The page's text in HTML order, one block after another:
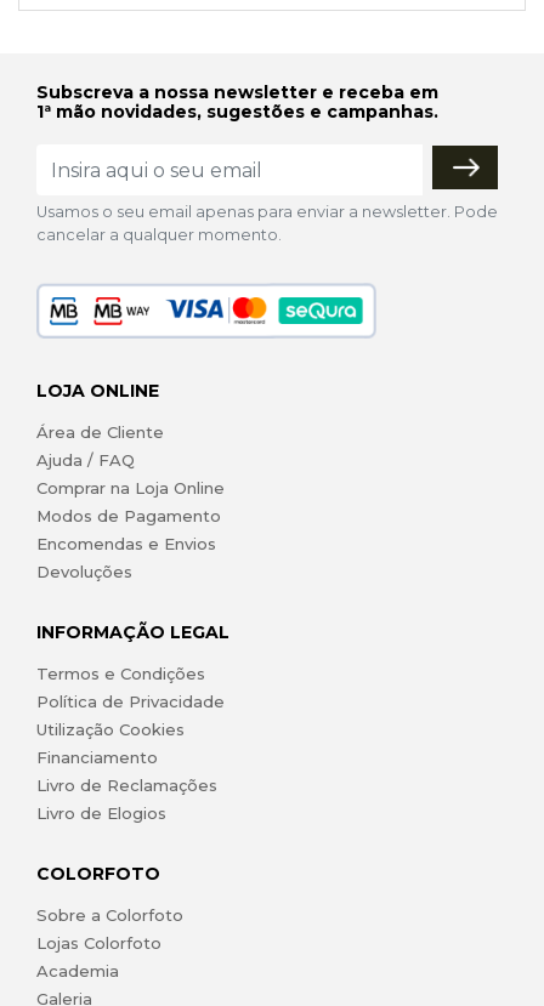
Subscreva a nossa newsletter e receba em
1ª mão novidades, sugestões e campanhas.
Usamos o seu email apenas para enviar a newsletter. Pode
cancelar a qualquer momento.
LOJA ONLINE
Área de Cliente
Ajuda / FAQ
Comprar na Loja Online
Modos de Pagamento
Encomendas e Envios
Devoluções
INFORMAÇÃO LEGAL
Termos e Condições
Política de Privacidade
Utilização Cookies
Financiamento
Livro de Reclamações
Livro de Elogios
COLORFOTO
Sobre a Colorfoto
Lojas Colorfoto
Academia
Galeria